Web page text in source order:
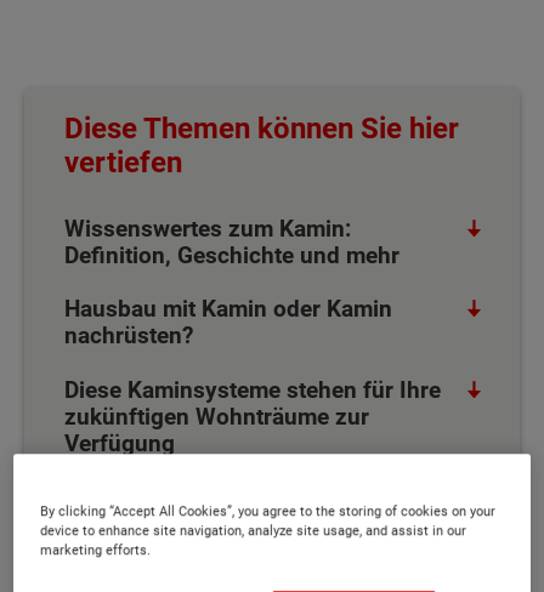
Diese Themen können Sie hier
vertiefen
Wissenswertes zum Kamin:
Definition, Geschichte und mehr
Hausbau mit Kamin oder Kamin
nachrüsten?
Diese Kaminsysteme stehen für Ihre
zukünftigen Wohnträume zur
Verfügung
wohnliche Qualität bei Town & County
Haus an
By clicking “Accept All Cookies”, you agree to the storing of cookies on your
device to enhance site navigation, analyze site usage, and assist in our
marketing efforts.